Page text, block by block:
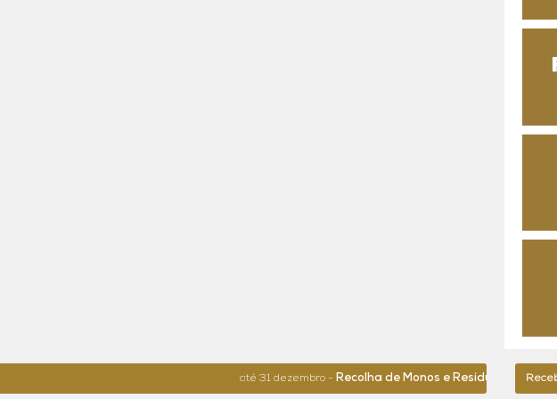
até 31 dezembro -Recolha de Monos e Resíduos de Grande